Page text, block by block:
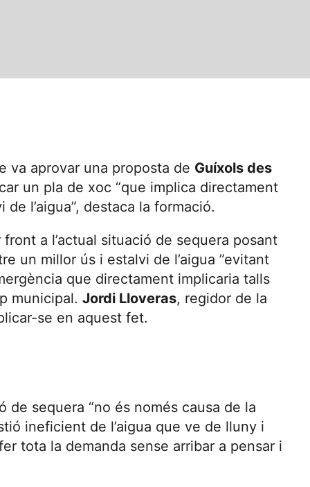
va aprovar una proposta de Guíxols des
un pla de xoc “que implica directament
de l’aigua”, destaca la formació.
a l’actual situació de sequera posant
un millor ús i estalvi de l’aigua ”evitant
que directament implicaria talls
municipal. Jordi Lloveras, regidor de la
se en aquest fet.
de sequera “no és només causa de la
ineficient de l’aigua que ve de lluny i
tota la demanda sense arribar a pensar i